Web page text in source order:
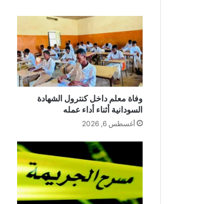
وفاة معلم داخل كنترول الشهادة
السودانية أثناء أداء عمله
أغسطس 6, 2026